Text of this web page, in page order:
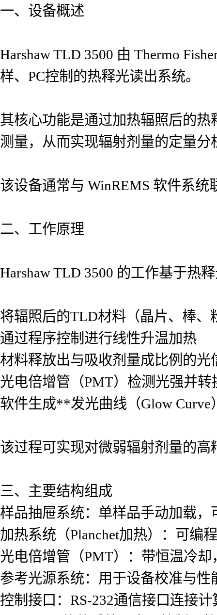
一、设备概述
Harshaw TLD 3500 由 Thermo
样、PC控制的热释光读出系统。
其核心功能是通过加热辐照后的
测量，从而实现辐射剂量的定量分
该设备通常与 WinREMS 软件系
二、工作原理
Harshaw TLD 3500 的工作基于热
将辐照后的TLD材料（晶片、棒、
通过程序控制进行线性升温加热
材料释放出与吸收剂量成比例的光
光电倍增管（PMT）检测光强并转
软件生成**发光曲线（Glow
该过程可实现对微弱辐射剂量的高
三、主要结构组成
样品抽屉系统：单样品手动加载，
加热系统（Planchet加热）：可编
光电倍增管（PMT）：带恒温冷却
参考光源系统：用于设备校准与性
控制接口：RS-232通信接口连接计